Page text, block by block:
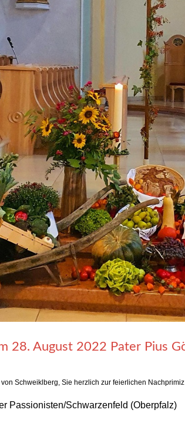
28. August 2022 Pater Pius
Schweiklberg, Sie herzlich zur feierlichen
Passionisten/Schwarzenfeld (Oberpfalz)